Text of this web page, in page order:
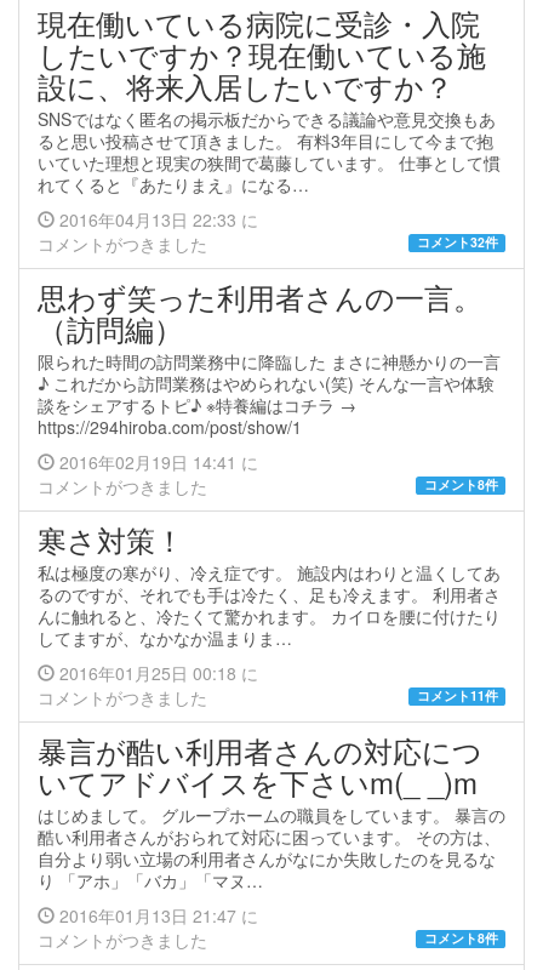
現在働いている病院に受診・入院
したいですか？現在働いている施
設に、将来入居したいですか？
SNSではなく匿名の掲示板だからできる議論や意見交換もあ
ると思い投稿させて頂きました。 有料3年目にして今まで抱
いていた理想と現実の狭間で葛藤しています。 仕事として慣
れてくると『あたりまえ』になる…
2016年04月13日 22:33 に
コメントがつきました
コメント32件
思わず笑った利用者さんの一言。
（訪問編）
限られた時間の訪問業務中に降臨した まさに神懸かりの一言
♪ これだから訪問業務はやめられない(笑) そんな一言や体験
談をシェアするトピ♪ ※特養編はコチラ →
https://294hiroba.com/post/show/1
2016年02月19日 14:41 に
コメントがつきました
コメント8件
寒さ対策！
私は極度の寒がり、冷え症です。 施設内はわりと温くしてあ
るのですが、それでも手は冷たく、足も冷えます。 利用者さ
んに触れると、冷たくて驚かれます。 カイロを腰に付けたり
してますが、なかなか温まりま…
2016年01月25日 00:18 に
コメントがつきました
コメント11件
暴言が酷い利用者さんの対応につ
いてアドバイスを下さいm(_ _)m
はじめまして。 グループホームの職員をしています。 暴言の
酷い利用者さんがおられて対応に困っています。 その方は、
自分より弱い立場の利用者さんがなにか失敗したのを見るな
り 「アホ」「バカ」「マヌ…
2016年01月13日 21:47 に
コメントがつきました
コメント8件